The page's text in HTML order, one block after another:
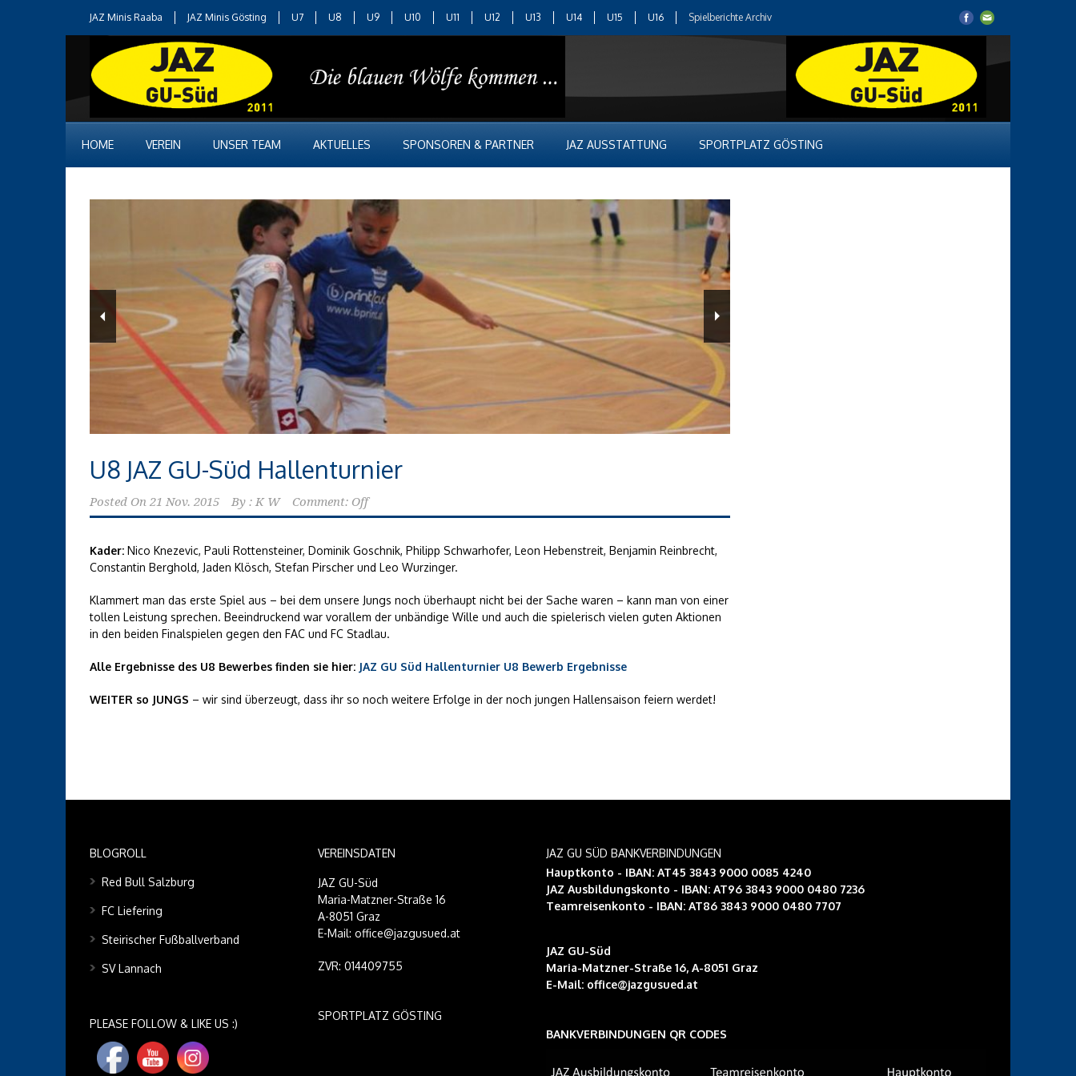
JAZ Minis Raaba JAZ Minis Gösting U7 U8 U9 U10 U11 U12 U13 U14 U15 U16 Spielberichte Archiv
HOME VEREIN UNSER TEAM AKTUELLES SPONSOREN & PARTNER JAZ AUSSTATTUNG SPORTPLATZ GÖSTING
U8 JAZ GU-Süd Hallenturnier
Posted On 21 Nov. 2015 By : K W Comment: Off
Kader: Nico Knezevic, Pauli Rottensteiner, Dominik Goschnik, Philipp Schwarhofer, Leon Hebenstreit, Benjamin Reinbrecht,
Constantin Berghold, Jaden Klösch, Stefan Pirscher und Leo Wurzinger.
Klammert man das erste Spiel aus – bei dem unsere Jungs noch überhaupt nicht bei der Sache waren – kann man von einer
tollen Leistung sprechen. Beeindruckend war vorallem der unbändige Wille und auch die spielerisch vielen guten Aktionen
in den beiden Finalspielen gegen den FAC und FC Stadlau.
Alle Ergebnisse des U8 Bewerbes finden sie hier: JAZ GU Süd Hallenturnier U8 Bewerb Ergebnisse
WEITER so JUNGS – wir sind überzeugt, dass ihr so noch weitere Erfolge in der noch jungen Hallensaison feiern werdet!
BLOGROLL
Red Bull Salzburg
FC Liefering
Steirischer Fußballverband
SV Lannach
PLEASE FOLLOW & LIKE US :)
VEREINSDATEN
JAZ GU-Süd
Maria-Matzner-Straße 16
A-8051 Graz
E-Mail: office@jazgusued.at
ZVR: 014409755
SPORTPLATZ GÖSTING
JAZ GU SÜD BANKVERBINDUNGEN
Hauptkonto - IBAN: AT45 3843 9000 0085 4240
JAZ Ausbildungskonto - IBAN: AT96 3843 9000 0480 7236
Teamreisenkonto - IBAN: AT86 3843 9000 0480 7707
JAZ GU-Süd
Maria-Matzner-Straße 16, A-8051 Graz
E-Mail: office@jazgusued.at
BANKVERBINDUNGEN QR CODES